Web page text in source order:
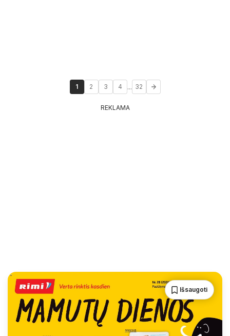
1 2 3 4 ... 32
REKLAMA
Išsaugoti